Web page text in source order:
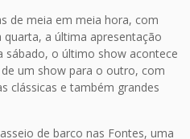
de meia em meia hora, com
a última apresentação
sábado, o último show acontece
um show para o outro, com
clássicas e também grandes
de barco nas Fontes, uma